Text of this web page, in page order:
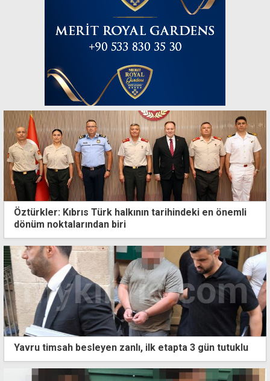
Öztürkler: Kıbrıs Türk halkının tarihindeki en önemli
dönüm noktalarından biri
Yavru timsah besleyen zanlı, ilk etapta 3 gün tutuklu